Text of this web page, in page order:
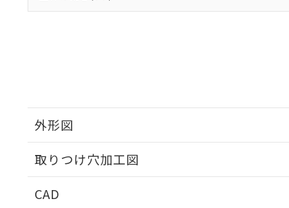
外形図
取りつけ穴加工図
CAD